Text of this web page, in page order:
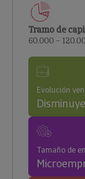
Tramo de
60.000 –
Evolución
Disminuye
Tamaño de